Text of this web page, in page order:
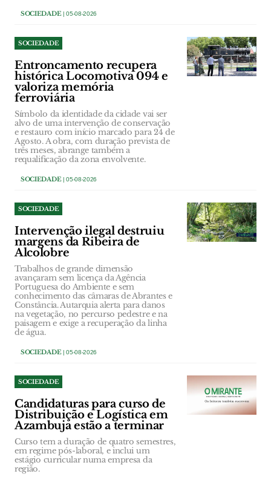
SOCIEDADE| 05-08-2026
SOCIEDADE
Entroncamento recupera
histórica Locomotiva 094 e
valoriza memória
ferroviária
Símbolo da identidade da cidade vai ser
alvo de uma intervenção de conservação
e restauro com início marcado para 24 de
Agosto. A obra, com duração prevista de
três meses, abrange também a
requalificação da zona envolvente.
SOCIEDADE| 05-08-2026
SOCIEDADE
Intervenção ilegal destruiu
margens da Ribeira de
Alcolobre
Trabalhos de grande dimensão
avançaram sem licença da Agência
Portuguesa do Ambiente e sem
conhecimento das câmaras de Abrantes e
Constância. Autarquia alerta para danos
na vegetação, no percurso pedestre e na
paisagem e exige a recuperação da linha
de água.
SOCIEDADE| 05-08-2026
SOCIEDADE
Candidaturas para curso de
Distribuição e Logística em
Azambuja estão a terminar
Curso tem a duração de quatro semestres,
em regime pós-laboral, e inclui um
estágio curricular numa empresa da
região.